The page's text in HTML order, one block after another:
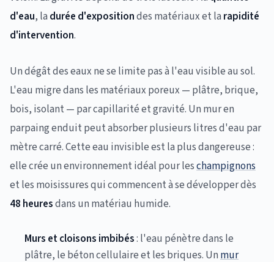
d'eau, la durée d'expositiondes matériaux et la rapidité
d'intervention.
Un dégât des eaux ne se limite pas à l'eau visible au sol.
L'eau migre dans les matériaux poreux — plâtre, brique,
bois, isolant — par capillarité et gravité. Un mur en
parpaing enduit peut absorber plusieurs litres d'eau par
mètre carré. Cette eau invisible est la plus dangereuse :
elle crée un environnement idéal pour leschampignons
et les moisissures qui commencent à se développer dès
48 heuresdans un matériau humide.
Murs et cloisons imbibés: l'eau pénètre dans le
plâtre, le béton cellulaire et les briques. Un mur